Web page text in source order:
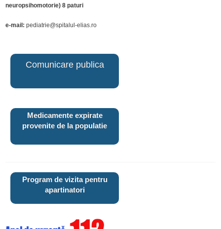
neuropsihomotorie) 8 paturi
e-mail: pediatrie@spitalul-elias.ro
Comunicare publica
Medicamente expirate
provenite de la populatie
Program de vizita pentru
apartinatori